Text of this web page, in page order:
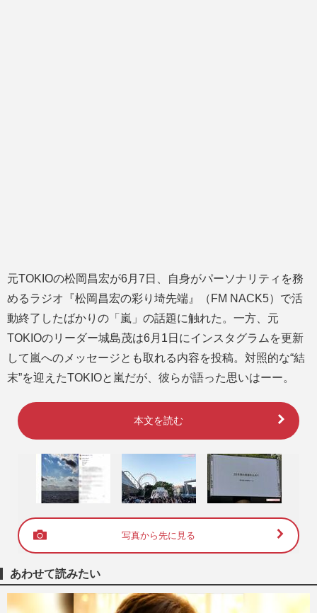
元TOKIOの松岡昌宏が6月7日、自身がパーソナリティを務
めるラジオ『松岡昌宏の彩り埼先端』（FM NACK5）で活
動終了したばかりの「嵐」の話題に触れた。一方、元
TOKIOのリーダー城島茂は6月1日にインスタグラムを更新
して嵐へのメッセージとも取れる内容を投稿。対照的な“結
末”を迎えたTOKIOと嵐だが、彼らが語った思いはーー。
本文を読む
写真から先に見る
あわせて読みたい